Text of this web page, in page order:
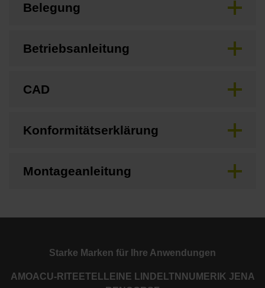
Belegung
Betriebsanleitung
CAD
Konformitätserklärung
Montageanleitung
Starke Marken für Ihre Anwendungen
AMOACU-RITE ETEL LEINE LINDE LTN NUMERIK JENA